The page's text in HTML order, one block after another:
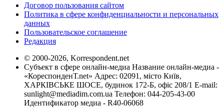
Договор пользования сайтом
Политика в сфере конфиденциальности и персональных
данных
Пользовательское соглашение
Редакция
© 2000-2026, Korrespondent.net
Субъект в сфере онлайн-медиа Название онлайн-медиа -
«КореспонденТ.net» Адрес: 02091, місто Київ,
ХАРКІВСЬКЕ ШОСЕ, будинок 172-Б, офіс 208/1 E-mail:
sunlight@mediadim.com.ua Телефон: 044-205-43-00
Идентификатор медиа - R40-06068